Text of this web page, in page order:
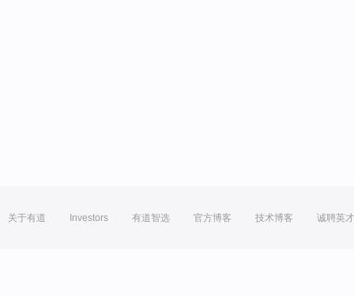
关于有道 Investors 有道智选 官方博客 技术博客 诚聘英才